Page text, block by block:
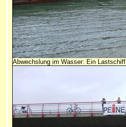
Abwechslung im Wasser: Ein Lastschiff